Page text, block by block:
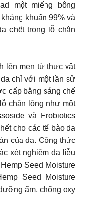
một miếng bông
khuẩn 99% và
chết trong lỗ chân
lên men từ thực vật
chỉ với một lần sử
cấp bằng sáng chế
chân lông như một
và Probiotics
cho các tế bào da
của da. Công thức
xét nghiệm da liễu
Seed Moisture
Seed Moisture
ẩm, chống oxy